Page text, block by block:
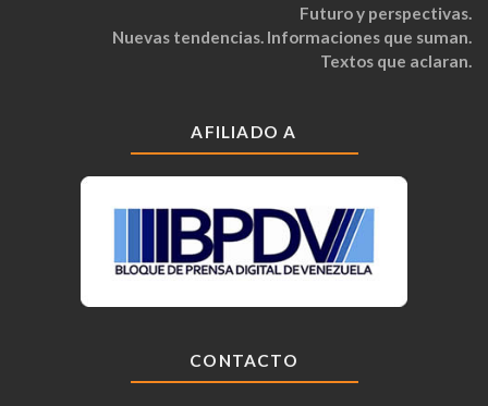
Futuro y perspectivas.
Nuevas tendencias. Informaciones que suman.
Textos que aclaran.
AFILIADO A
CONTACTO